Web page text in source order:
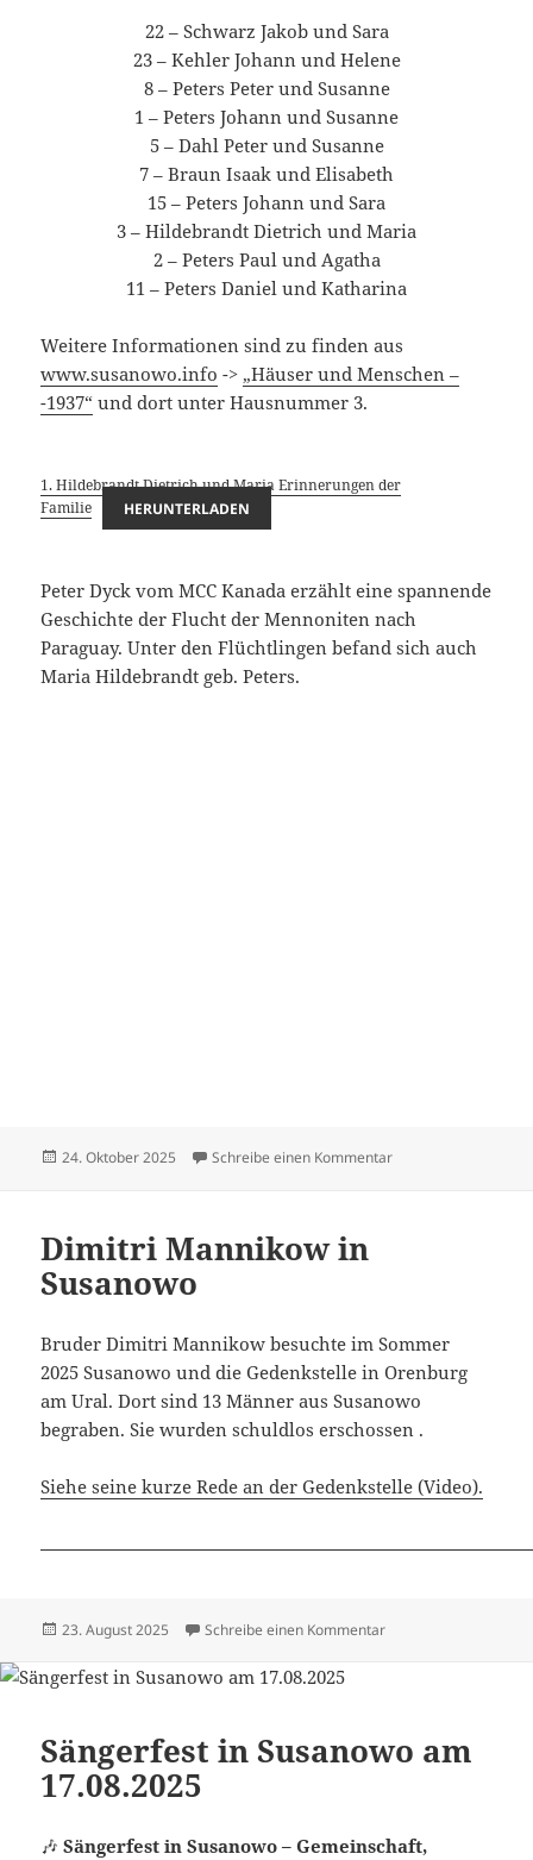
22 – Schwarz Jakob und Sara
23 – Kehler Johann und Helene
8 – Peters Peter und Susanne
1 – Peters Johann und Susanne
5 – Dahl Peter und Susanne
7 – Braun Isaak und Elisabeth
15 – Peters Johann und Sara
3 – Hildebrandt Dietrich und Maria
2 – Peters Paul und Agatha
11 – Peters Daniel und Katharina
Weitere Informationen sind zu finden aus
www.susanowo.info -> „Häuser und Menschen –
-1937“ und dort unter Hausnummer 3.
1. Hildebrandt Dietrich und Maria Erinnerungen der
Familie
HERUNTERLADEN
Peter Dyck vom MCC Kanada erzählt eine spannende
Geschichte der Flucht der Mennoniten nach
Paraguay. Unter den Flüchtlingen befand sich auch
Maria Hildebrandt geb. Peters.
Veröffentlicht
24. Oktober 2025 Schreibe einen Kommentarzu Hildebrandt
Dimitri Mannikow in
Susanowo
Bruder Dimitri Mannikow besuchte im Sommer
2025 Susanowo und die Gedenkstelle in Orenburg
am Ural. Dort sind 13 Männer aus Susanowo
begraben. Sie wurden schuldlos erschossen .
Siehe seine kurze Rede an der Gedenkstelle (Video).
Veröffentlicht
23. August 2025 Schreibe einen Kommentarzu Dimitri Mannikow
Sängerfest in Susanowo am
17.08.2025
🎶Sängerfest in Susanowo – Gemeinschaft,